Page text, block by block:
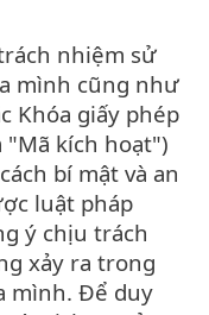
nhiệm sử
mình cũng như
Khóa giấy phép
"Mã kích hoạt")
bí mật và an
luật pháp
ý chịu trách
xảy ra trong
mình. Để duy